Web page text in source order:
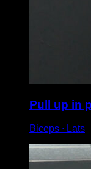
Pull up in
Biceps ∙ Lats